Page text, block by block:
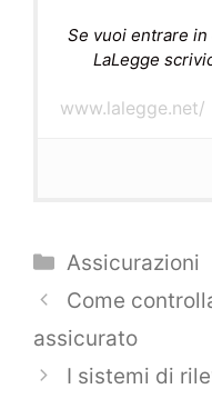
Se vuoi entrare
LaLegge
www.lalegge.net/
Categorie
Assicurazioni
Navigazione
articolo
Come
assicurato
I sistemi di